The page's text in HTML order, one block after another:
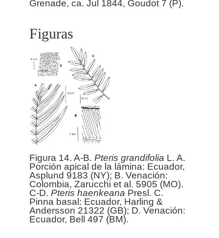
Figuras
Figura 14. A-B. Pteris grandifolia L. A.
Porción apical de la lámina: Ecuador,
Asplund 9183 (NY); B. Venación:
Colombia, Zarucchi et al. 5905 (MO).
C-D. Pteris haenkeana Presl. C.
Pinna basal: Ecuador, Harling &
Andersson 21322 (GB); D. Venación:
Ecuador, Bell 497 (BM).